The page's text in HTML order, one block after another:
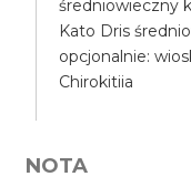
średniowieczny
Kato Dris
opcjonalnie:
Chirokitiia
NOTA